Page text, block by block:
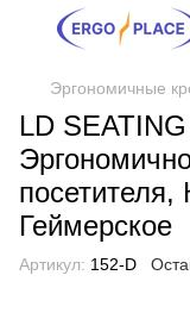
Эргономичные
LD
Геймерское
Артикул: 152-D